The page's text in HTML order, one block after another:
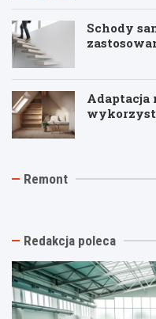
Schody
Adaptacja
Remont
o
w
b
u
r
a
n
o
w
y
y
n
s
t
a
Redakcja poleca